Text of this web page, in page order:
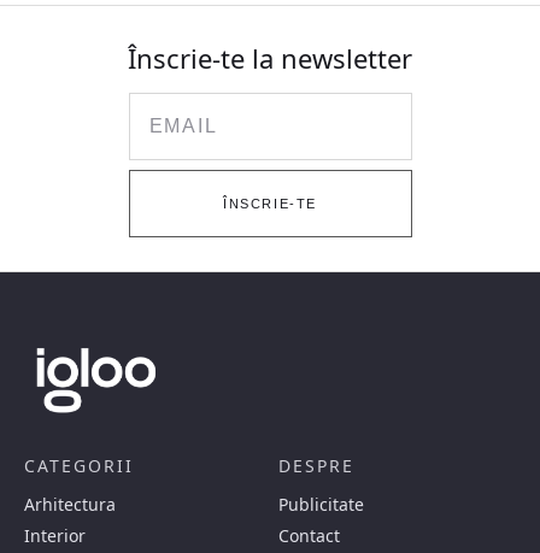
Înscrie-te la newsletter
ÎNSCRIE-TE
CATEGORII
Arhitectura
Interior
DESPRE
Publicitate
Contact